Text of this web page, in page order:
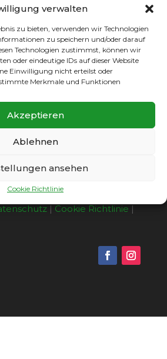
verwalten
zu bieten, verwenden wir Technologien
zu speichern und/oder darauf
Technologien zustimmst, können wir
oder eindeutige IDs auf dieser Website
Einwilligung nicht erteilst oder
Merkmale und Funktionen
Akzeptieren
Ablehnen
ansehen
Cookie Richtlinie
nächster Artikel→
Kantersieg triumphierte der
Derby über die 1.
- SC Gatow 1931 e.V. |
| Cookie Richtlinie |